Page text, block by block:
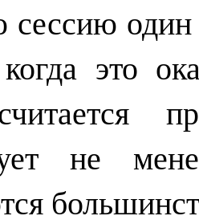
сессию
это
не